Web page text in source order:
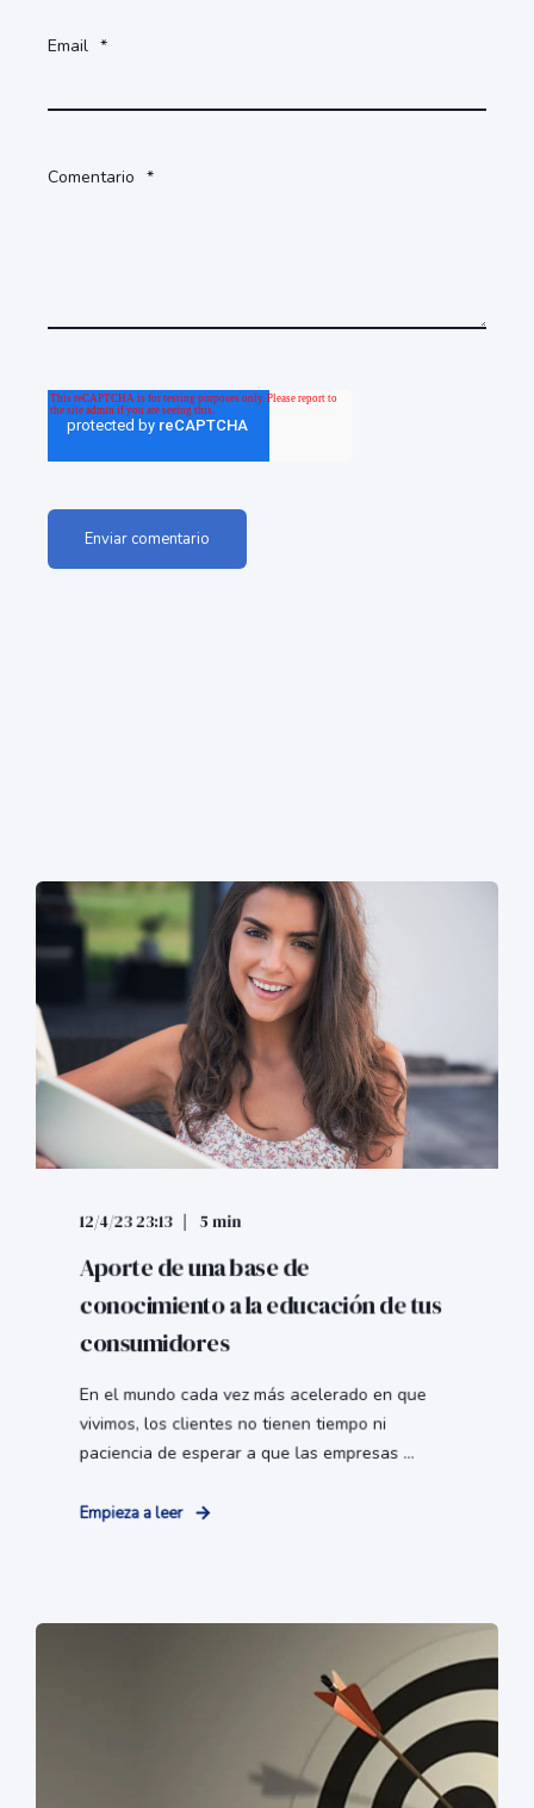
Email *
Comentario *
12/4/23 23:13 5 min
Aporte de una base de
conocimiento a la educación de tus
consumidores
En el mundo cada vez más acelerado en que
vivimos, los clientes no tienen tiempo ni
paciencia de esperar a que las empresas ...
Empieza a leer